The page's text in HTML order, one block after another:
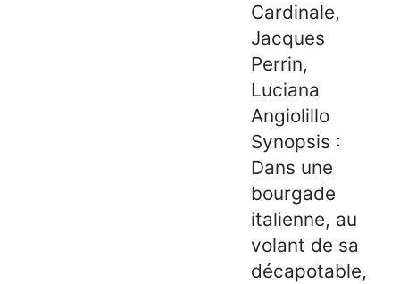
Cardinale,
Jacques
Perrin,
Luciana
Angiolillo
Synopsis :
Dans une
bourgade
italienne, au
volant de sa
décapotable,